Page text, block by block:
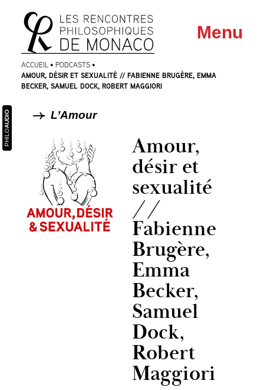
Aller
au
menu
Aller au
contenu
Menu
ACCUEIL • PODCASTS •
AMOUR, DÉSIR ET SEXUALITÉ // FABIENNE BRUGÈRE, EMMA
BECKER, SAMUEL DOCK, ROBERT MAGGIORI
L’Amour
Amour,
désir et
sexualité
//
Fabienne
Brugère,
Emma
Becker,
Samuel
Dock,
Robert
Maggiori
PHILO
AUDIO